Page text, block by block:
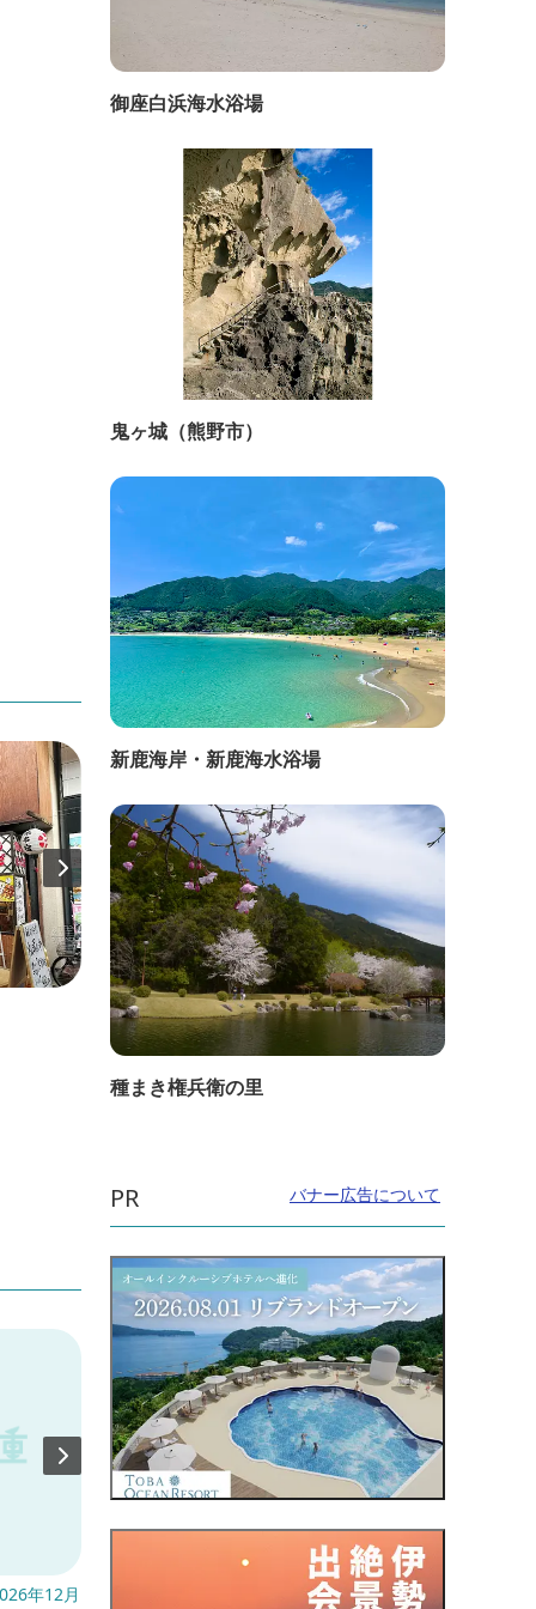
直線距離：153m
四日市屋旅館
年12月 開催日：2027年1月9日(土)～2027年2月28
御座白浜海水浴場
鬼ヶ城（熊野市）
新鹿海岸・新鹿海水浴場
種まき権兵衛の里
PR バナー広告について